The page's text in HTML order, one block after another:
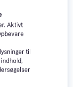
V2 Flow
af 296 kr.
Aktivt
til